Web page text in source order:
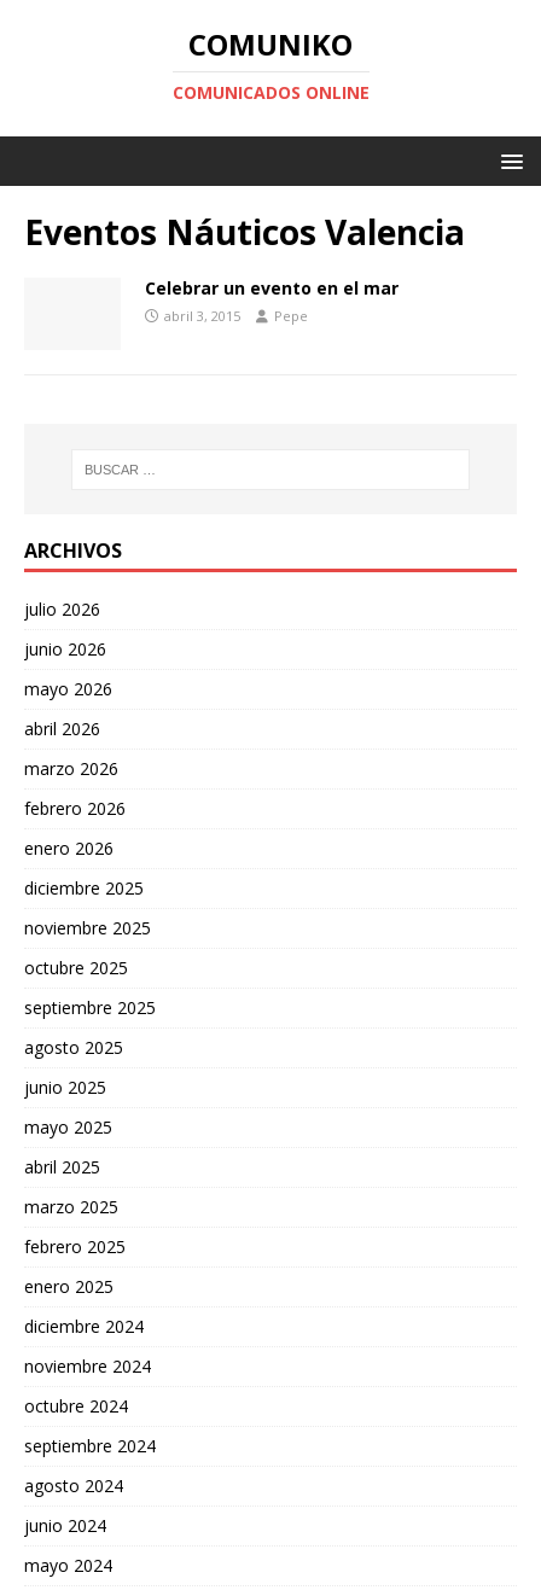
COMUNIKO
COMUNICADOS ONLINE
Eventos Náuticos Valencia
Celebrar un evento en el mar
abril 3, 2015 Pepe
ARCHIVOS
julio 2026
junio 2026
mayo 2026
abril 2026
marzo 2026
febrero 2026
enero 2026
diciembre 2025
noviembre 2025
octubre 2025
septiembre 2025
agosto 2025
junio 2025
mayo 2025
abril 2025
marzo 2025
febrero 2025
enero 2025
diciembre 2024
noviembre 2024
octubre 2024
septiembre 2024
agosto 2024
junio 2024
mayo 2024